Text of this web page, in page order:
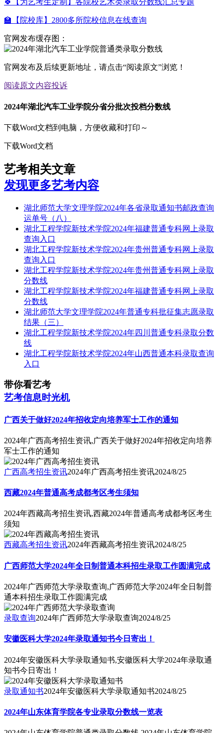
🍀【为艺考生定制】各院校艺术类录取分数线汇总专题
🏫【院校库】2800多所院校信息在线查询
官网发布缓存图：
官网发布及后续更新地址，请点击“阅读原文”浏览！
阅读原文内容投诉
2024年湖北汽车工业学院分省分批次投档分数线
下载Word文档到电脑，方便收藏和打印～
下载Word文档
艺考相关文章
发现更多艺考内容
湖北师范大学文理学院2024年各省录取通知书邮政查询
运单号（八）
湖北工程学院新技术学院2024年福建普通专科网上录取
查询入口
湖北工程学院新技术学院2024年贵州普通专科网上录取
查询入口
湖北工程学院新技术学院2024年贵州普通专科网上录取
分数线
湖北工程学院新技术学院2024年福建普通专科网上录取
分数线
湖北师范大学文理学院2024年普通专科批征集志愿录取
结果（三）
湖北工程学院新技术学院2024年四川普通专科录取分数
线
湖北工程学院新技术学院2024年山西普通本科录取查询
入口
带你看艺考
艺考信息时光机
广西关于做好2024年招收定向培养军士工作的通知
2024年广西高考招生资讯,广西关于做好2024年招收定向培养
军士工作的通知
广西高考招生资讯2024年广西高考招生资讯2024/8/25
西藏2024年普通高考成都考区考生须知
2024年西藏高考招生资讯,西藏2024年普通高考成都考区考生
须知
西藏高考招生资讯2024年西藏高考招生资讯2024/8/25
广西师范大学2024年全日制普通本科招生录取工作圆满完成
2024年广西师范大学录取查询,广西师范大学2024年全日制普
通本科招生录取工作圆满完成
录取查询2024年广西师范大学录取查询2024/8/25
安徽医科大学2024年录取通知书今日寄出！
2024年安徽医科大学录取通知书,安徽医科大学2024年录取通
知书今日寄出！
录取通知书2024年安徽医科大学录取通知书2024/8/25
2024年山东体育学院各专业录取分数线一览表